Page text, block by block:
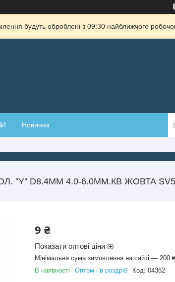
будуть оброблені з 09:30 найближчого
Новинки
''Y'' D8.4MM 4.0-6.0ММ.КВ ЖОВТА
9 ₴
Показати оптові ціни
Мінімальна сума замовлення на сайті — 200 ₴
В наявності
Оптом і в роздріб Код: 04382